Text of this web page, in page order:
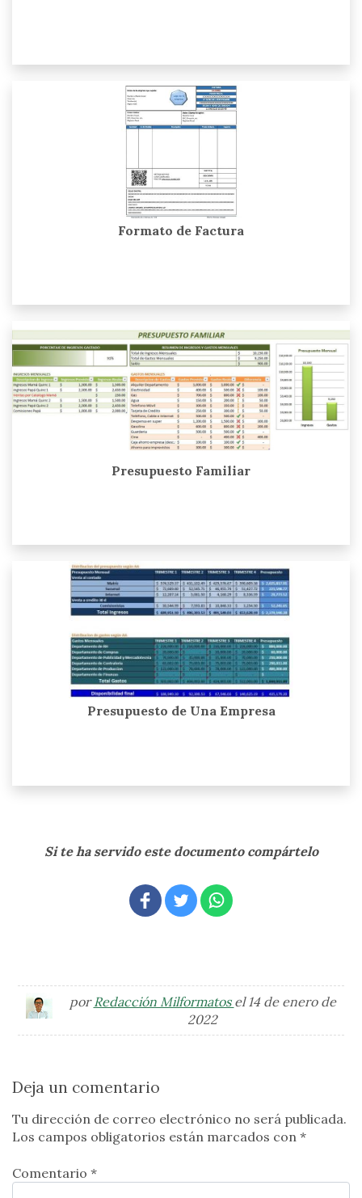
Formato de Factura
Presupuesto Familiar
Presupuesto de Una Empresa
Si te ha servido este documento compártelo
porRedacción Milformatos el 14 de enero de
2022
Deja un comentario
Tu dirección de correo electrónico no será publicada.
Los campos obligatorios están marcados con *
Comentario *